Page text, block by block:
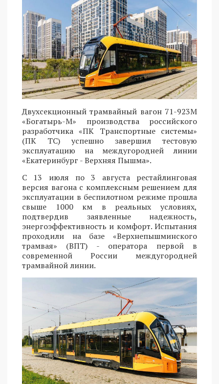
Двухсекционный трамвайный вагон 71-923М
«Богатырь-М» производства российского
разработчика «ПК Транспортные системы»
(ПК ТС) успешно завершил тестовую
эксплуатацию на междугородней линии
«Екатеринбург - Верхняя Пышма».
С 13 июля по 3 августа рестайлинговая
версия вагона с комплексным решением для
эксплуатации в беспилотном режиме прошла
свыше 1000 км в реальных условиях,
подтвердив заявленные надежность,
энергоэффективность и комфорт. Испытания
проходили на базе «Верхнепышминского
трамвая» (ВПТ) - оператора первой в
современной России междугородней
трамвайной линии.